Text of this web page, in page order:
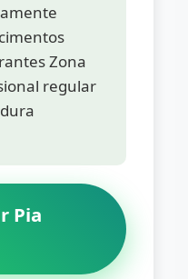
Zona
regular
Pia